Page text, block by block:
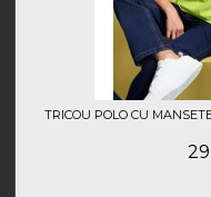
TRICOU POLO CU